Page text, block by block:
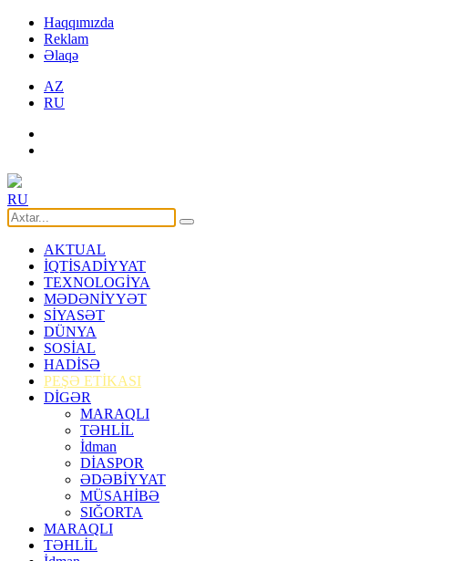
Haqqımızda
Reklam
Əlaqə
AZ
RU
RU
AKTUAL
İQTİSADİYYAT
TEXNOLOGİYA
MƏDƏNİYYƏT
SİYASƏT
DÜNYA
SOSİAL
HADİSƏ
PEŞƏ ETİKASI
DİGƏR
MARAQLI
TƏHLİL
İdman
DİASPOR
ƏDƏBİYYAT
MÜSAHİBƏ
SIĞORTA
MARAQLI
TƏHLİL